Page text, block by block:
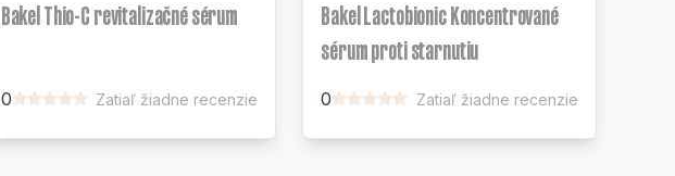
Bakel Thio-C revitalizačné sérum
0 Zatiaľ žiadne recenzie
Bakel Lactobionic Koncentrované
sérum proti starnutiu
0 Zatiaľ žiadne recenzie